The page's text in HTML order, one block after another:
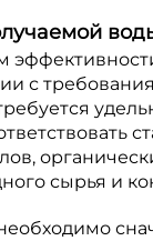
с
сырья и